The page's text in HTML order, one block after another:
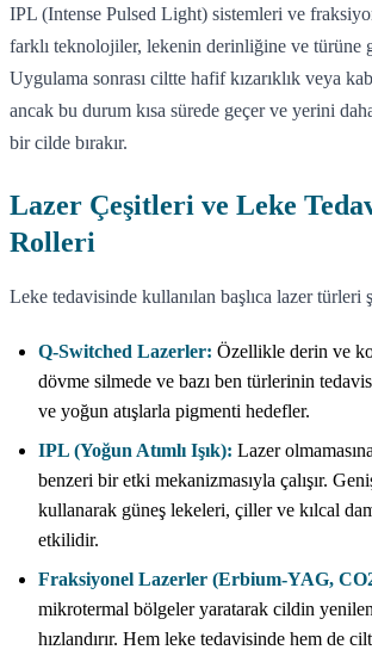
IPL (Intense Pulsed Light) sistemleri ve
farklı teknolojiler, lekenin derinliğine ve türüne
Uygulama sonrası ciltte hafif kızarıklık veya
ancak bu durum kısa sürede geçer ve yerini
bir cilde bırakır.
Lazer Çeşitleri ve Leke
Rolleri
Leke tedavisinde kullanılan başlıca lazer türleri
Q-Switched Lazerler: Özellikle derin ve
dövme silmede ve bazı ben türlerinin
ve yoğun atışlarla pigmenti hedefler.
IPL (Yoğun Atımlı Işık): Lazer
benzeri bir etki mekanizmasıyla çalışır.
kullanarak güneş lekeleri, çiller ve kılcal
etkilidir.
Fraksiyonel Lazerler (Erbium-YAG,
mikrotermal bölgeler yaratarak cildin
hızlandırır. Hem leke tedavisinde hem de